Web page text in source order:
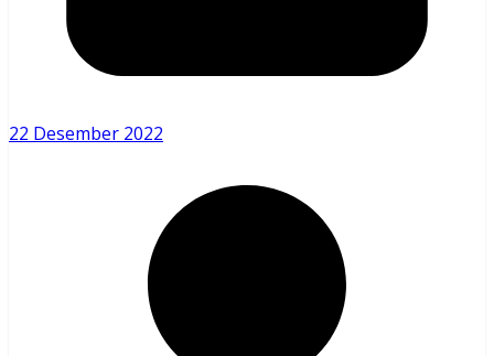
22 Desember 2022